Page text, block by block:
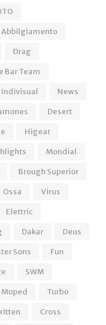
Abbilgiamento
Drag
Bar Team
Indivisual
News
Desert
Higear
Mondial
Brough Superior
Ossa
Virus
Elettric
Dakar
Deus
Sons
Fun
SWM
Moped
Turbo
Cross